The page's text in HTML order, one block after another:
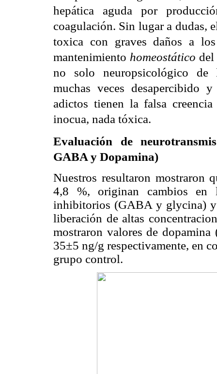
hepática aguda por
coagulación. Sin lugar a dudas,
toxica con graves daños a
mantenimiento homeostático del
no solo neuropsicológico de
muchas veces desapercibido
adictos tienen la falsa
inocua, nada tóxica.
Evaluación de
GABA y Dopamina)
Nuestros resultaron mostraron
4,8 %, originan cambios en
inhibitorios (GABA y glycina) y
liberación de altas
mostraron valores de dopamina
35±5 ng/g respectivamente, en
grupo control.